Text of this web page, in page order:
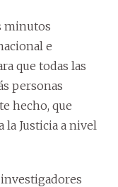
minutos
e
que todas las
personas
hecho, que
la Justicia a nivel